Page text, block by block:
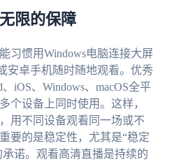
限的保障
习惯用Windows电脑连接大屏
安卓手机随时随地观看。优秀
iOS、Windows、macOS全平
个设备上同时使用。这样，
用不同设备观看同一场或不
要的是稳定性，尤其是“稳定
诺。观看高清直播是持续的